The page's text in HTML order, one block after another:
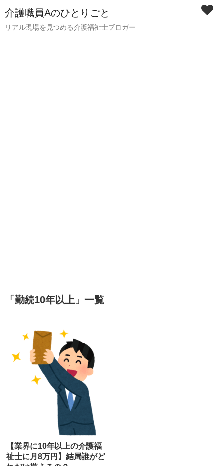
介護職員Aのひとりごと
リアル現場を見つめる介護福祉士ブロガー
「 勤続10年以上 」 一覧
【業界に10年以上の介護福
祉士に月8万円】結局誰がど